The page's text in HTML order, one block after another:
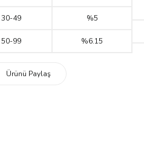
30-49 %5
50-99 %6.15
Ürünü Paylaş